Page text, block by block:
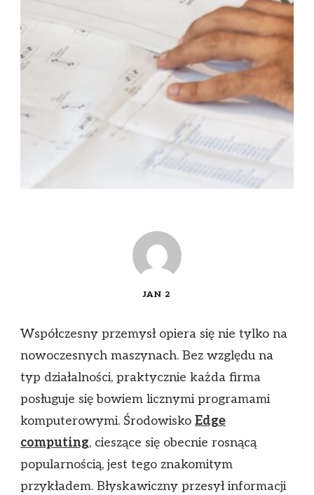
JAN 2
Współczesny przemysł opiera się nie tylko na
nowoczesnych maszynach. Bez względu na
typ działalności, praktycznie każda firma
posługuje się bowiem licznymi programami
komputerowymi. Środowisko Edge
computing, cieszące się obecnie rosnącą
popularnością, jest tego znakomitym
przykładem. Błyskawiczny przesył informacji